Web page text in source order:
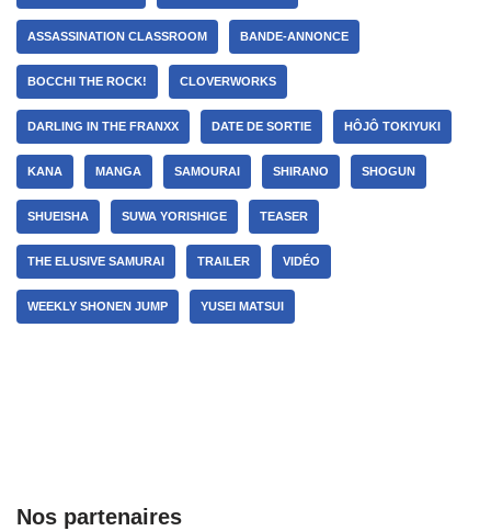
ASSASSINATION CLASSROOM BANDE-ANNONCE
BOCCHI THE ROCK! CLOVERWORKS
DARLING IN THE FRANXX DATE DE SORTIE HÔJÔ TOKIYUKI
KANA MANGA SAMOURAI SHIRANO SHOGUN
SHUEISHA SUWA YORISHIGE TEASER
THE ELUSIVE SAMURAI TRAILER VIDÉO
WEEKLY SHONEN JUMP YUSEI MATSUI
Nos partenaires